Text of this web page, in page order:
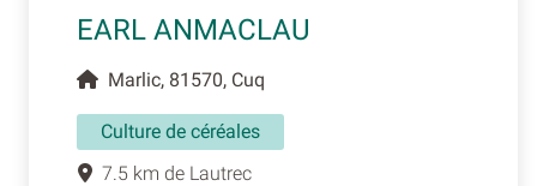
EARL ANMACLAU
Marlic, 81570, Cuq
Culture de céréales
7.5 km de Lautrec